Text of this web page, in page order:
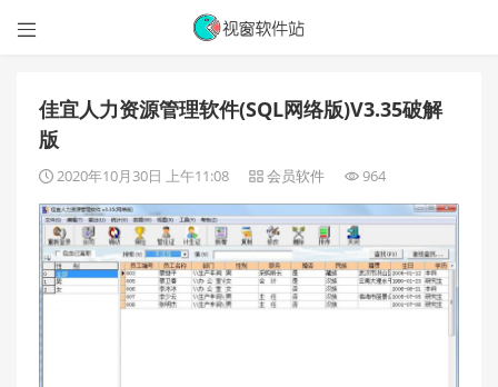

佳宜人力资源管理软件(SQL网络版)V3.35破解
版
2020年10月30日 上午11:08 会员软件 964